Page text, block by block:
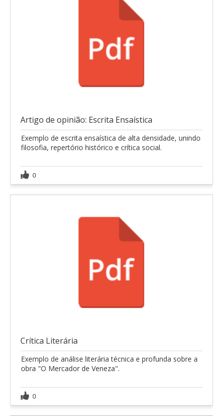
Artigo de opinião: Escrita Ensaística
Exemplo de escrita ensaística de alta densidade, unindo
filosofia, repertório histórico e crítica social.
0
Crítica Literária
Exemplo de análise literária técnica e profunda sobre a
obra "O Mercador de Veneza".
0